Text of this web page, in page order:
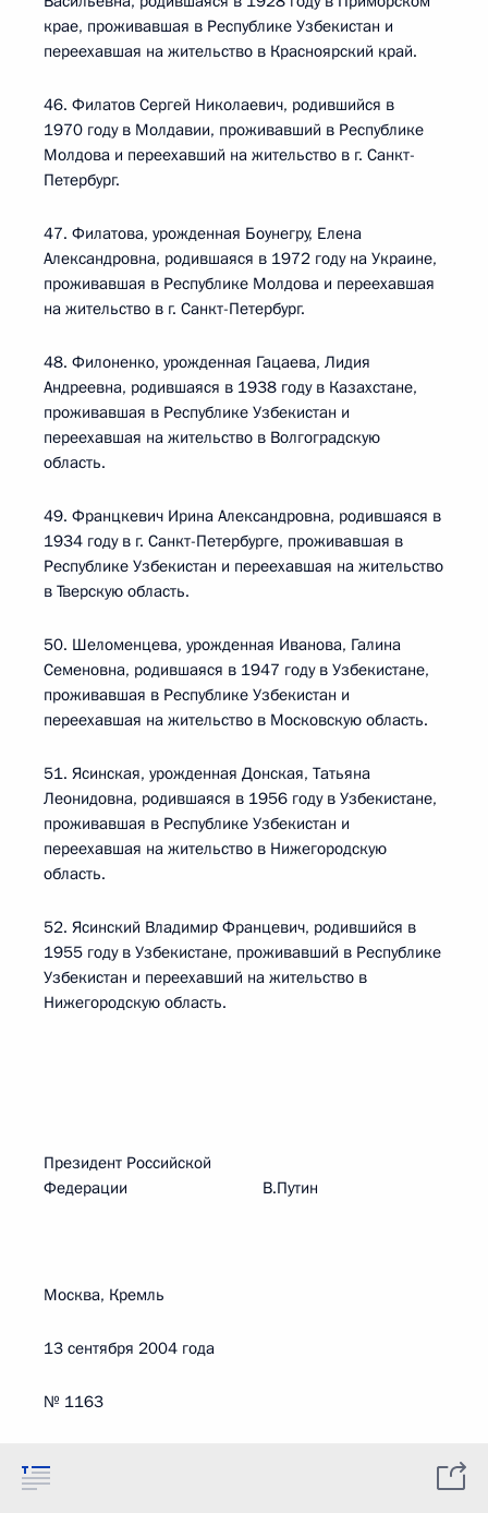
крае, проживавшая в Республике Узбекистан и
переехавшая на жительство в Красноярский край.
46. Филатов Сергей Николаевич, родившийся в
1970 году в Молдавии, проживавший в Республике
Молдова и переехавший на жительство в г. Санкт-
Петербург.
47. Филатова, урожденная Боунегру, Елена
Александровна, родившаяся в 1972 году на Украине,
проживавшая в Республике Молдова и переехавшая
на жительство в г. Санкт-Петербург.
48. Филоненко, урожденная Гацаева, Лидия
Андреевна, родившаяся в 1938 году в Казахстане,
проживавшая в Республике Узбекистан и
переехавшая на жительство в Волгоградскую
область.
49. Францкевич Ирина Александровна, родившаяся в
1934 году в г. Санкт-Петербурге, проживавшая в
Республике Узбекистан и переехавшая на жительство
в Тверскую область.
50. Шеломенцева, урожденная Иванова, Галина
Семеновна, родившаяся в 1947 году в Узбекистане,
проживавшая в Республике Узбекистан и
переехавшая на жительство в Московскую область.
51. Ясинская, урожденная Донская, Татьяна
Леонидовна, родившаяся в 1956 году в Узбекистане,
проживавшая в Республике Узбекистан и
переехавшая на жительство в Нижегородскую
область.
52. Ясинский Владимир Францевич, родившийся в
1955 году в Узбекистане, проживавший в Республике
Узбекистан и переехавший на жительство в
Нижегородскую область.
Президент Российской
Федерации В.Путин
Москва, Кремль
13 сентября 2004 года
№ 1163